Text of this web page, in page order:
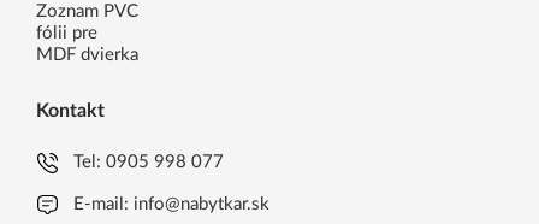
Zoznam PVC
fólii pre
MDF dvierka
Kontakt
Tel:0905 998 077
E-mail: info@nabytkar.sk